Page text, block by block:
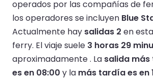
operados por las compañías de
los operadores se incluyen Blue
Actualmente hay salidas 2 en
ferry. El viaje suele 3 horas 29
aproximadamente . La salida
es en 08:00 y la más tardía es en